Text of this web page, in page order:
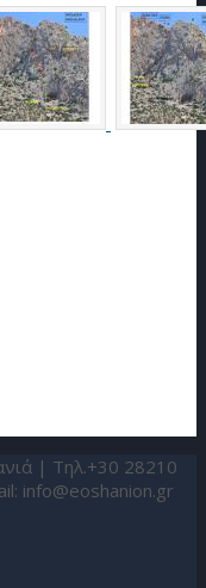
| Τηλ.+30 28210
info@eoshanion.gr